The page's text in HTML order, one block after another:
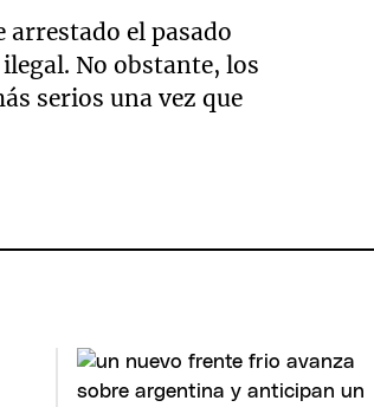
el pasado
No obstante, los
serios una vez que